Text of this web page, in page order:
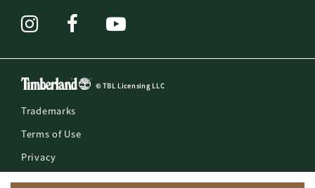
© TBL Licensing LLC
Trademarks
Terms of Use
Privacy
Counterfeit Reporting